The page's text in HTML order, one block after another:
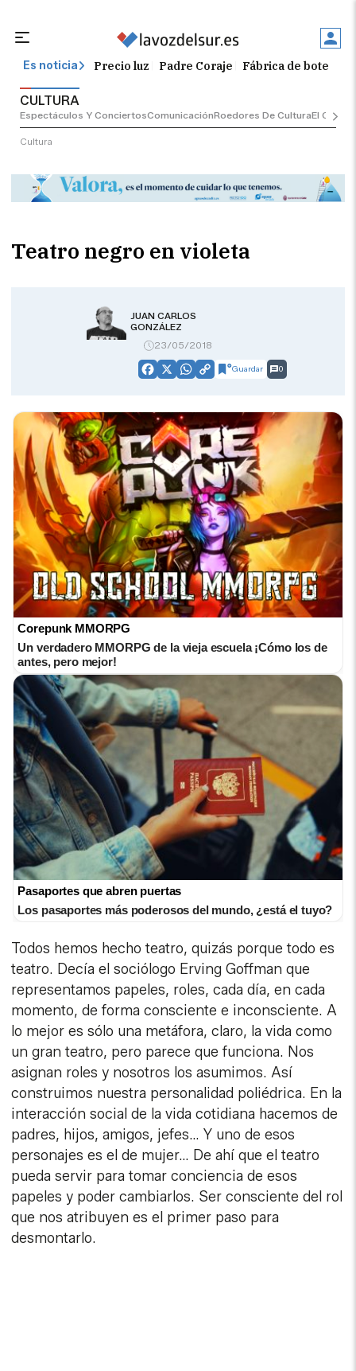
Es noticia Precio luz Padre Coraje Fábrica de botellas
CULTURA
Espectáculos Y ConciertosComunicaciónRoedores De CulturaEl Censo
Cultura
Teatro negro en violeta
JUAN CARLOS
GONZÁLEZ
23/05/2018
Facebook
X WhatsApp
CopyGuardar 0
Corepunk MMORPG
Un verdadero MMORPG de la vieja escuela ¡Cómo los de
antes, pero mejor!
Pasaportes que abren puertas
Los pasaportes más poderosos del mundo, ¿está el tuyo?
Todos hemos hecho teatro, quizás porque todo es
teatro. Decía el sociólogo Erving Goffman que
representamos papeles, roles, cada día, en cada
momento, de forma consciente e inconsciente. A
lo mejor es sólo una metáfora, claro, la vida como
un gran teatro, pero parece que funciona. Nos
asignan roles y nosotros los asumimos. Así
construimos nuestra personalidad poliédrica. En la
interacción social de la vida cotidiana hacemos de
padres, hijos, amigos, jefes… Y uno de esos
personajes es el de mujer… De ahí que el teatro
pueda servir para tomar conciencia de esos
papeles y poder cambiarlos. Ser consciente del rol
que nos atribuyen es el primer paso para
desmontarlo.